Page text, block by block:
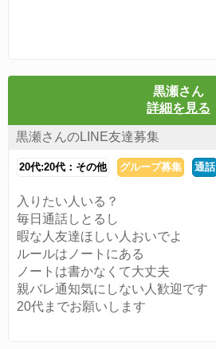
黒瀬さん
詳細を見る
黒瀬さんのLINE友達募集
20代:20代：その他 グループ募集 通話
入りたい人いる？
毎日通話しとるし
暇な人友達ほしい人おいでよ
ルールはノートにある
ノートは書かなくて大丈夫
親バレ通知気にしない人歓迎です
20代までお願いします